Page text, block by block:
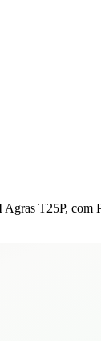
T25P,